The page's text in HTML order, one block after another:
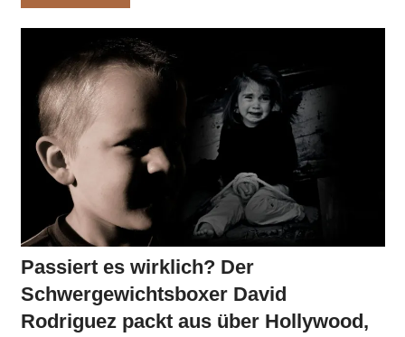
Passiert es wirklich? Der
Schwergewichtsboxer David
Rodriguez packt aus über Hollywood,